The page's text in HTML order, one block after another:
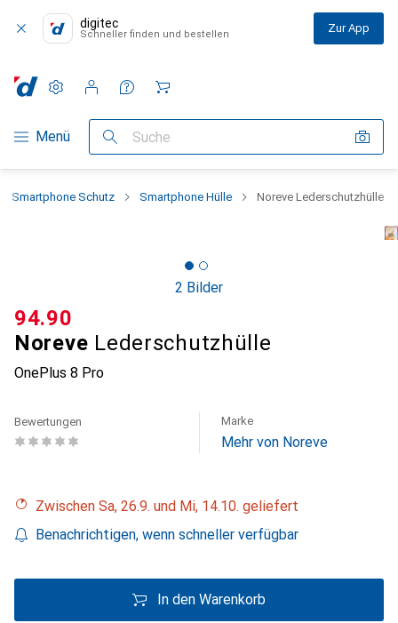
digitec
Schneller finden und bestellen Zur App
Navigation nach Kategorien
Menü Suche
Einstellungen
Kundenkonto
Vergleichslisten
Merklisten
Warenkorb
Smartphone Schutz Smartphone Hülle Noreve Lederschutzhülle
2 Bilder
Noreve Lederschutzhülle
OnePlus 8 Pro
CHF
94.90
Bewertungen Marke
Mehr von Noreve
Zwischen Sa, 26.9. und Mi, 14.10. geliefert
Benachrichtigen, wenn schneller verfügbar
In den Warenkorb